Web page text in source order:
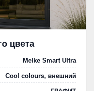
цвета
Melke Smart Ultra
Cool colours, внешний